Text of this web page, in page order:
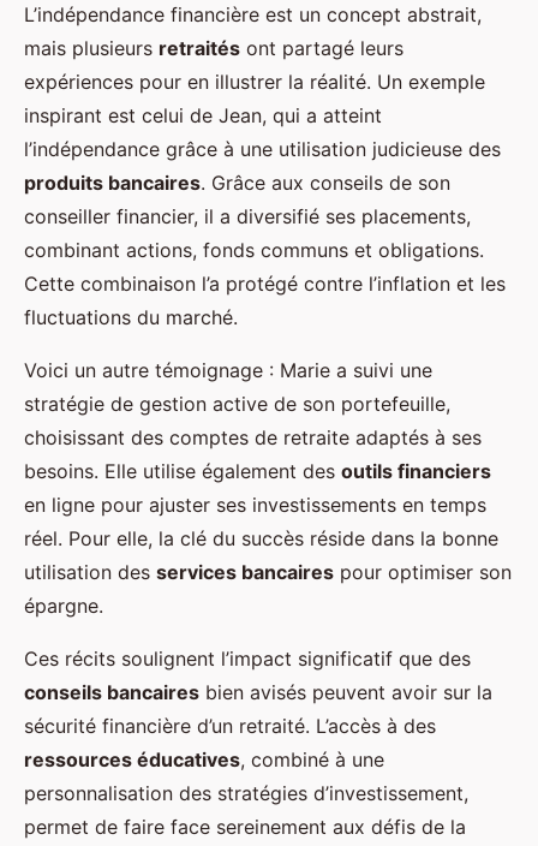
L’indépendance financière est un concept abstrait,
mais plusieurs retraités ont partagé leurs
expériences pour en illustrer la réalité. Un exemple
inspirant est celui de Jean, qui a atteint
l’indépendance grâce à une utilisation judicieuse des
produits bancaires. Grâce aux conseils de son
conseiller financier, il a diversifié ses placements,
combinant actions, fonds communs et obligations.
Cette combinaison l’a protégé contre l’inflation et les
fluctuations du marché.
Voici un autre témoignage : Marie a suivi une
stratégie de gestion active de son portefeuille,
choisissant des comptes de retraite adaptés à ses
besoins. Elle utilise également des outils financiers
en ligne pour ajuster ses investissements en temps
réel. Pour elle, la clé du succès réside dans la bonne
utilisation des services bancaires pour optimiser son
épargne.
Ces récits soulignent l’impact significatif que des
conseils bancaires bien avisés peuvent avoir sur la
sécurité financière d’un retraité. L’accès à des
ressources éducatives, combiné à une
personnalisation des stratégies d’investissement,
permet de faire face sereinement aux défis de la